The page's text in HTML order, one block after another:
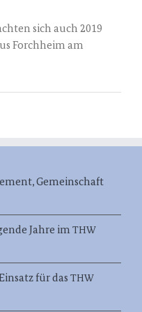
sich auch 2019
Forchheim am
Gemeinschaft
Jahre im THW
für das THW